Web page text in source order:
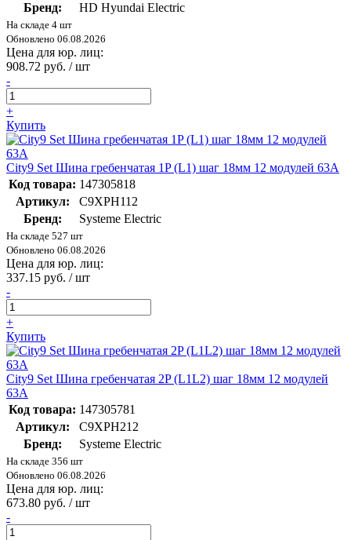
Бренд:
HD Hyundai Electric
На складе 4 шт
Обновлено 06.08.2026
Цена для юр. лиц:
908.72 руб. / шт
-
+
Купить
City9 Set Шина гребенчатая 1P (L1) шаг 18мм 12 модулей 63А
Код товара: 147305818
Артикул:
C9XPH112
Бренд:
Systeme Electric
На складе 527 шт
Обновлено 06.08.2026
Цена для юр. лиц:
337.15 руб. / шт
-
+
Купить
City9 Set Шина гребенчатая 2P (L1L2) шаг 18мм 12 модулей
63А
Код товара: 147305781
Артикул:
C9XPH212
Бренд:
Systeme Electric
На складе 356 шт
Обновлено 06.08.2026
Цена для юр. лиц:
673.80 руб. / шт
-